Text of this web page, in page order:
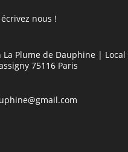
nous !
La Plume de Dauphine |
75116 Paris